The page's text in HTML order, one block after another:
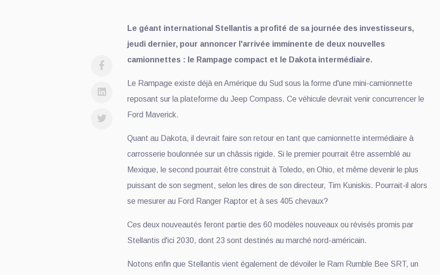
Le géant international Stellantis a profité de sa journée des investisseurs,
jeudi dernier, pour annoncer l'arrivée imminente de deux nouvelles
camionnettes : le Rampage compact et le Dakota intermédiaire.
Le Rampage existe déjà en Amérique du Sud sous la forme d'une mini-camionnette
reposant sur la plateforme du Jeep Compass. Ce véhicule devrait venir concurrencer le
Ford Maverick.
Quant au Dakota, il devrait faire son retour en tant que camionnette intermédiaire à
carrosserie boulonnée sur un châssis rigide. Si le premier pourrait être assemblé au
Mexique, le second pourrait être construit à Toledo, en Ohio, et même devenir le plus
puissant de son segment, selon les dires de son directeur, Tim Kuniskis. Pourrait-il alors
se mesurer au Ford Ranger Raptor et à ses 405 chevaux?
Ces deux nouveautés feront partie des 60 modèles nouveaux ou révisés promis par
Stellantis d'ici 2030, dont 23 sont destinés au marché nord-américain.
Notons enfin que Stellantis vient également de dévoiler le Ram Rumble Bee SRT, un